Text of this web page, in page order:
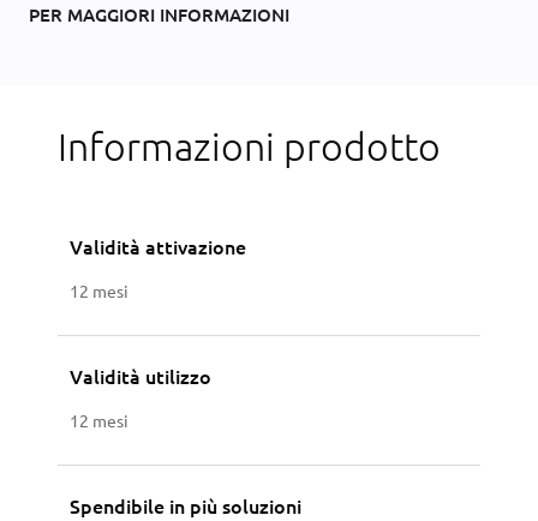
PER MAGGIORI INFORMAZIONI
Informazioni prodotto
Validità attivazione
12 mesi
Validità utilizzo
12 mesi
Spendibile in più soluzioni